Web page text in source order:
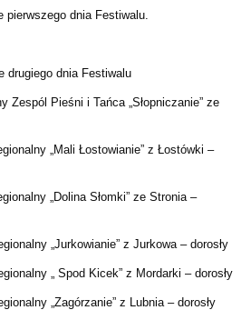
dnia Festiwalu.
drugiego dnia Festiwalu
Zespól Pieśni i Tańca „Słopniczanie” ze
„Mali Łostowianie” z Łostówki –
„Dolina Słomki” ze Stronia –
„Jurkowianie” z Jurkowa – dorosły
„ Spod Kicek” z Mordarki – dorosły
„Zagórzanie” z Lubnia – dorosły